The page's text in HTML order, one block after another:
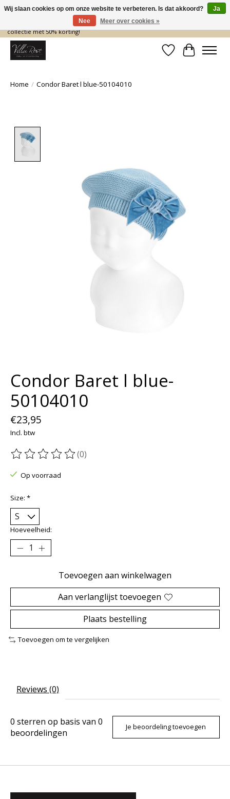
De nieuwe collectie komt eraan… en wij maken ruimte! Shop nu de zomer
collectie met 50% korting!
Verlanglijst
Home / Condor Baret l blue-50104010
Condor Baret l blue-
50104010
€23,95
Incl. btw
De beoordeling van dit product is
(0)
Op voorraad
Size: *
Hoeveelheid:
Toevoegen aan winkelwagen
Aan verlanglijst toevoegen
Plaats bestelling
Toevoegen om te vergelijken
Reviews (0)
0 sterren op basis van 0
beoordelingen
Je beoordeling toevoegen
Wij slaan cookies op om onze website te verbeteren. Is dat akkoord?
Ja
Nee
Meer over cookies »